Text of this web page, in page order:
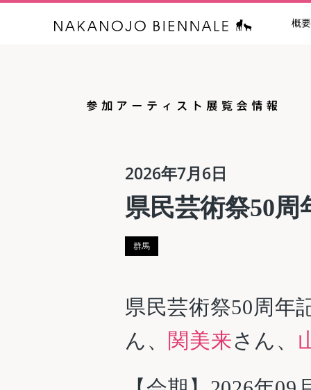
中之条ビエ
概要
2026年7月6日
県民芸術祭50
群馬
県民芸術祭50周
ん、 関美来さん、